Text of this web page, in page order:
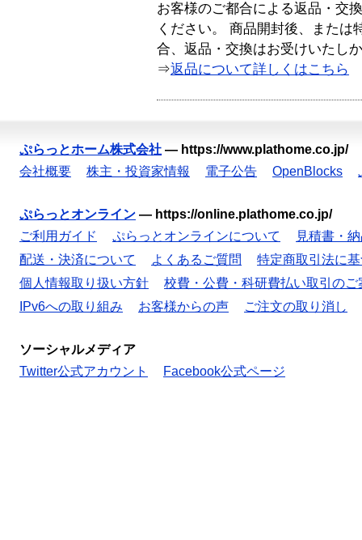
お客様のご都合による返品・交
ください。 商品開封後、または
合、返品・交換はお受けいたし
⇒返品について詳しくはこちら
ぷらっとホーム株式会社 — https://www.plathome.co.jp/
会社概要
株主・投資家情報 電子公告 OpenBlocks
ぷらっとオンライン — https://online.plathome.co.jp/
ご利用ガイド
ぷらっとオンラインについて
見積書・
配送・決済について
よくあるご質問
特定商取引法に
個人情報取り扱い方針
校費・公費・科研費払い取引のご
IPv6への取り組み
お客様からの声 ご注文の取り消し
ソーシャルメディア
Twitter公式アカウント
Facebook公式ページ